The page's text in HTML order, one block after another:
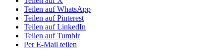
Teilen auf WhatsApp
Teilen auf Pinterest
Teilen auf LinkedIn
Teilen auf Tumblr
Per E-Mail teilen